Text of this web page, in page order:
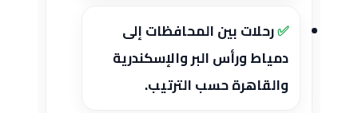
رحلات بين المحافظات إلى
دمياط ورأس البر والإسكندرية
والقاهرة حسب الترتيب.